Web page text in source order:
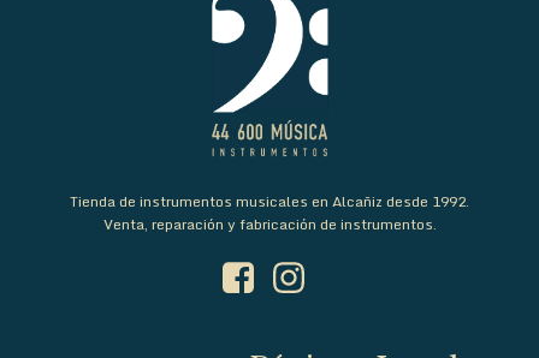
Tienda de instrumentos musicales en Alcañiz desde 1992.
Venta, reparación y fabricación de instrumentos.